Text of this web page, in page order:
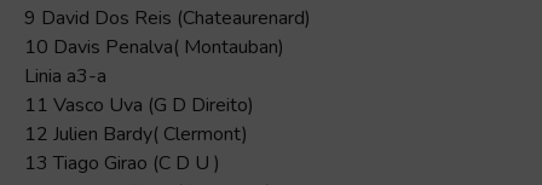
9 David Dos Reis (Chateaurenard)
10 Davis Penalva( Montauban)
Linia a3-a
11 Vasco Uva (G D Direito)
12 Julien Bardy( Clermont)
13 Tiago Girao (C D U )